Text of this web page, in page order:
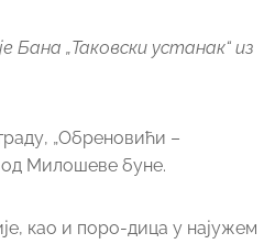
„Таковски устанак“ из
„Обреновићи –
од Милошеве буне.
као и поро-дица у најужем